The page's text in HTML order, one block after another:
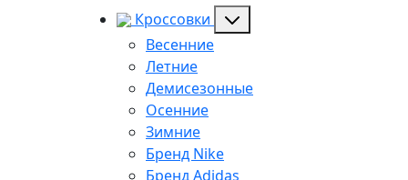
Кроссовки
Весенние
Летние
Демисезонные
Осенние
Зимние
Бренд Nike
Бренд Adidas